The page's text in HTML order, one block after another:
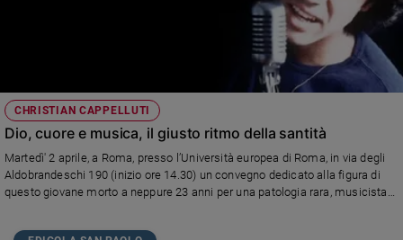
CHRISTIAN CAPPELLUTI
Dio, cuore e musica, il giusto ritmo della santità
Martedì' 2 aprile, a Roma, presso l’Università europea di Roma, in via degli
Aldobrandeschi 190 (inizio ore 14.30) un convegno dedicato alla figura di
questo giovane morto a neppure 23 anni per una patologia rara, musicista